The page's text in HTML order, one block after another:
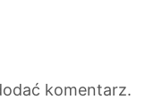
komentarz.